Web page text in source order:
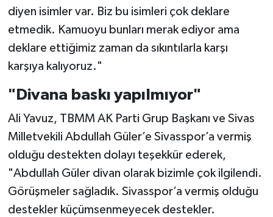
diyen isimler var. Biz bu isimleri çok deklare
etmedik. Kamuoyu bunları merak ediyor ama
deklare ettiğimiz zaman da sıkıntılarla karşı
karşıya kalıyoruz."
"Divana baskı yapılmıyor"
Ali Yavuz, TBMM AK Parti Grup Başkanı ve Sivas
Milletvekili Abdullah Güler’e Sivasspor’a vermiş
olduğu destekten dolayı teşekkür ederek,
"Abdullah Güler divan olarak bizimle çok ilgilendi.
Görüşmeler sağladık. Sivasspor’a vermiş olduğu
destekler küçümsenmeyecek destekler.